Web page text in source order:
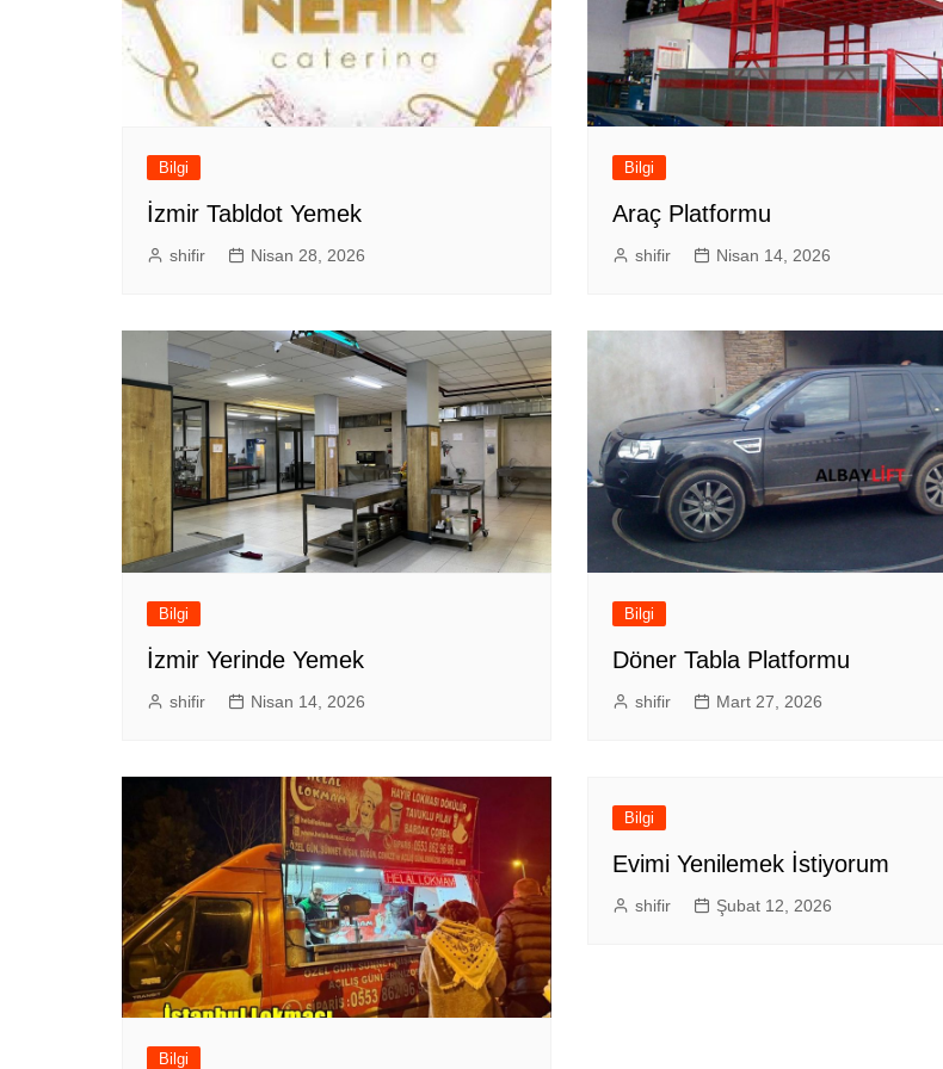
Bilgi
İzmir Tabldot Yemek
shifir Nisan 28, 2026
Bilgi
Araç Platformu
shifir Nisan 14, 2026
Bilgi
İzmir Yerinde Yemek
shifir Nisan 14, 2026
Bilgi
Döner Tabla Platformu
shifir Mart 27, 2026
Bilgi
Bilgi
Evimi Yenilemek İstiyorum
shifir Şubat 12, 2026